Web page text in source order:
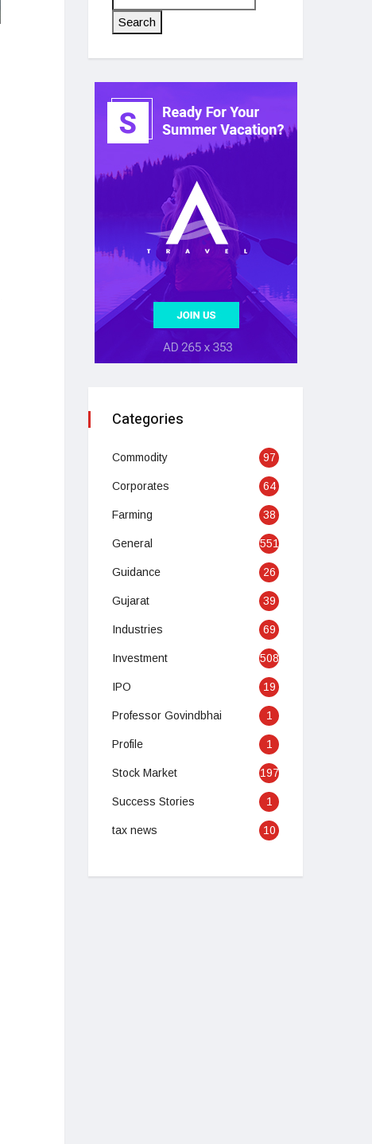
Search
Categories
Commodity 97
Corporates 64
Farming 38
General 551
Guidance 26
Gujarat 39
Industries 69
Investment 508
IPO 19
Professor Govindbhai 1
Profile 1
Stock Market 197
Success Stories 1
tax news 10